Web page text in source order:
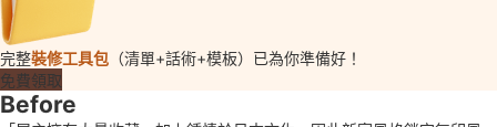
完整裝修工具包 （清單+話術+模板）已為你準備好！
免費領取
Before